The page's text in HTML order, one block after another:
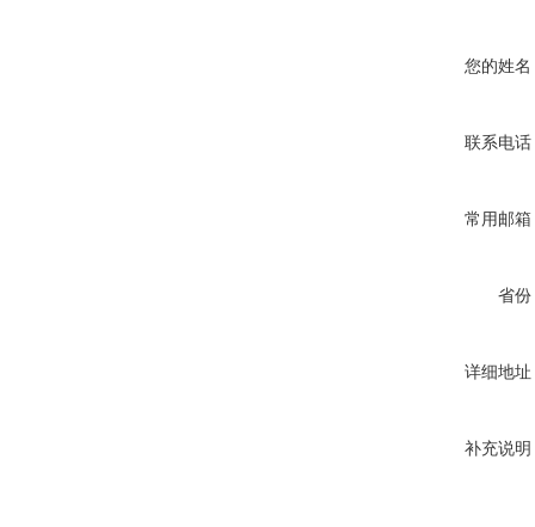
您的姓名
联系电话
常用邮箱
省份
详细地址
补充说明